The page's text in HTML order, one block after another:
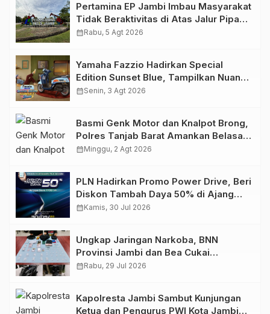
Pertamina EP Jambi Imbau Masyarakat
Tidak Beraktivitas di Atas Jalur Pipa
Migas Demi Keselamatan Bersama
calendar_monthRabu, 5 Agt 2026
Yamaha Fazzio Hadirkan Special
Edition Sunset Blue, Tampilkan Nuansa
Retro Summer yang Semakin Skena
calendar_monthSenin, 3 Agt 2026
Basmi Genk Motor dan Knalpot Brong,
Polres Tanjab Barat Amankan Belasan
Kendaraan
calendar_monthMinggu, 2 Agt 2026
PLN Hadirkan Promo Power Drive, Beri
Diskon Tambah Daya 50% di Ajang
GIIAS 2026
calendar_monthKamis, 30 Jul 2026
Ungkap Jaringan Narkoba, BNN
Provinsi Jambi dan Bea Cukai
Amankan Sembilan Pelaku beserta
calendar_monthRabu, 29 Jul 2026
Kapolresta Jambi Sambut Kunjungan
Ketua dan Pengurus PWI Kota Jambi